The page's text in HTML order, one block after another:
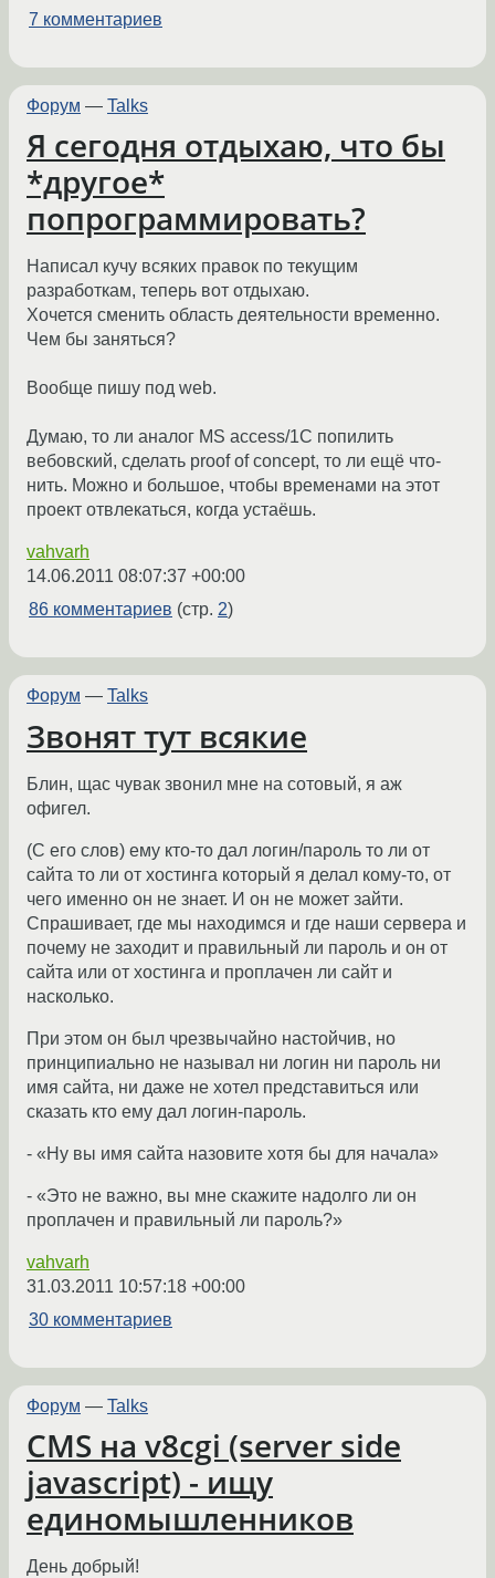
7 комментариев
Форум — Talks
Я сегодня отдыхаю, что бы
*другое*
попрограммировать?
Написал кучу всяких правок по текущим
разработкам, теперь вот отдыхаю.
Хочется сменить область деятельности временно.
Чем бы заняться?
Вообще пишу под web.
Думаю, то ли аналог MS access/1C попилить
вебовский, сделать proof of concept, то ли ещё что-
нить. Можно и большое, чтобы временами на этот
проект отвлекаться, когда устаёшь.
vahvarh
14.06.2011 08:07:37 +00:00
86 комментариев (стр. 2)
Форум — Talks
Звонят тут всякие
Блин, щас чувак звонил мне на сотовый, я аж
офигел.
(С его слов) ему кто-то дал логин/пароль то ли от
сайта то ли от хостинга который я делал кому-то, от
чего именно он не знает. И он не может зайти.
Спрашивает, где мы находимся и где наши сервера и
почему не заходит и правильный ли пароль и он от
сайта или от хостинга и проплачен ли сайт и
насколько.
При этом он был чрезвычайно настойчив, но
принципиально не называл ни логин ни пароль ни
имя сайта, ни даже не хотел представиться или
сказать кто ему дал логин-пароль.
- «Ну вы имя сайта назовите хотя бы для начала»
- «Это не важно, вы мне скажите надолго ли он
проплачен и правильный ли пароль?»
vahvarh
31.03.2011 10:57:18 +00:00
30 комментариев
Форум — Talks
CMS на v8cgi (server side
javascript) - ищу
единомышленников
День добрый!